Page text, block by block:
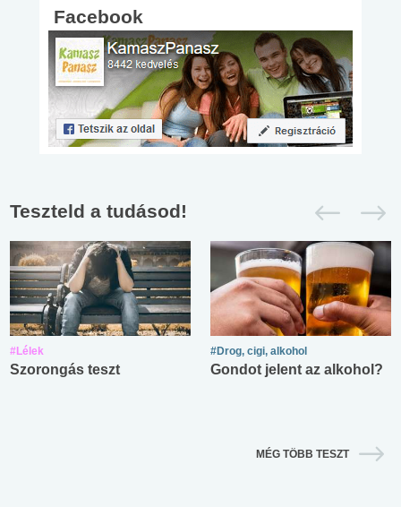
Facebook
Teszteld a tudásod!
#Lélek
Szorongás teszt
#Drog, cigi, alkohol
Gondot jelent az alkohol?
MÉG TÖBB TESZT